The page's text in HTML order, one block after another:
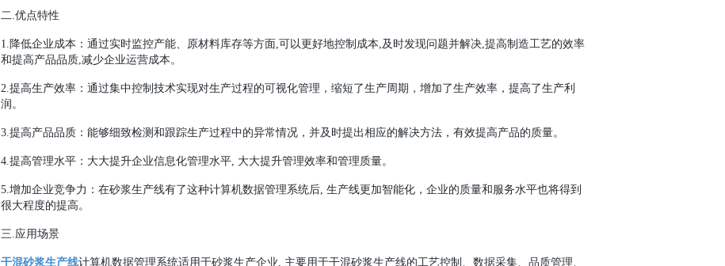
二.优点特性
1.降低企业成本：通过实时监控产能、原材料库存等方面,可以更好地控制成本,及时发现问题并解决,提高制造工艺的效率
和提高产品品质,减少企业运营成本。
2.提高生产效率：通过集中控制技术实现对生产过程的可视化管理，缩短了生产周期，增加了生产效率，提高了生产利
润。
3.提高产品品质：能够细致检测和跟踪生产过程中的异常情况，并及时提出相应的解决方法，有效提高产品的质量。
4.提高管理水平：大大提升企业信息化管理水平, 大大提升管理效率和管理质量。
5.增加企业竞争力：在砂浆生产线有了这种计算机数据管理系统后, 生产线更加智能化，企业的质量和服务水平也将得到
很大程度的提高。
三.应用场景
干混砂浆生产线计算机数据管理系统适用于砂浆生产企业, 主要用于干混砂浆生产线的工艺控制、数据采集、品质管理、